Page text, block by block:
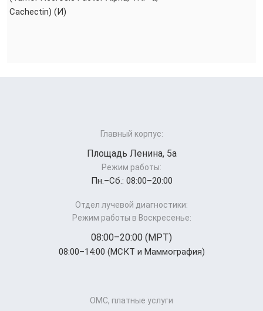
Cachectin) (И)
Главный корпус:
Площадь Ленина, 5а
Режим работы:
Пн.–Cб.: 08:00–20:00
Отдел лучевой диагностики:
Режим работы в Воскресенье:
08:00–20:00 (МРТ)
08:00–14:00 (МСКТ и Маммография)
ОМС, платные услуги